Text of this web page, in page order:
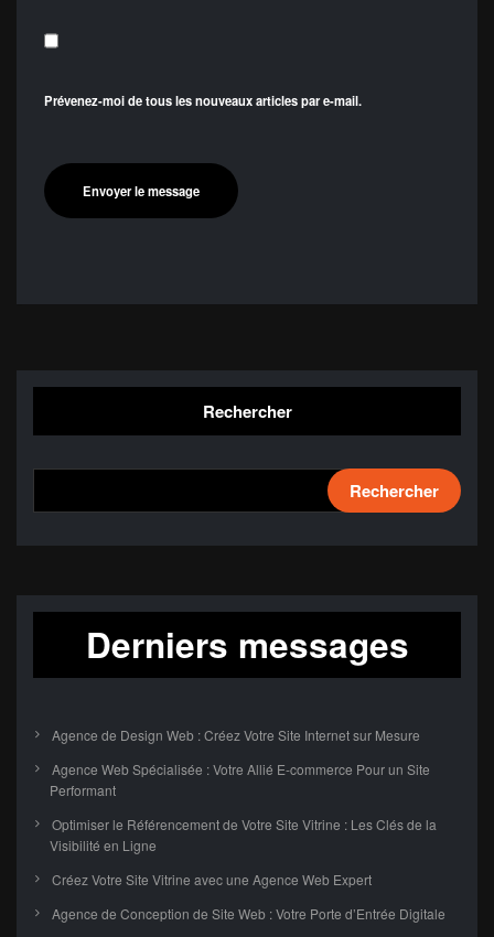
Prévenez-moi de tous les nouveaux articles par e-mail.
Rechercher
Rechercher
Derniers messages
Agence de Design Web : Créez Votre Site Internet sur Mesure
Agence Web Spécialisée : Votre Allié E-commerce Pour un Site
Performant
Optimiser le Référencement de Votre Site Vitrine : Les Clés de la
Visibilité en Ligne
Créez Votre Site Vitrine avec une Agence Web Expert
Agence de Conception de Site Web : Votre Porte d’Entrée Digitale